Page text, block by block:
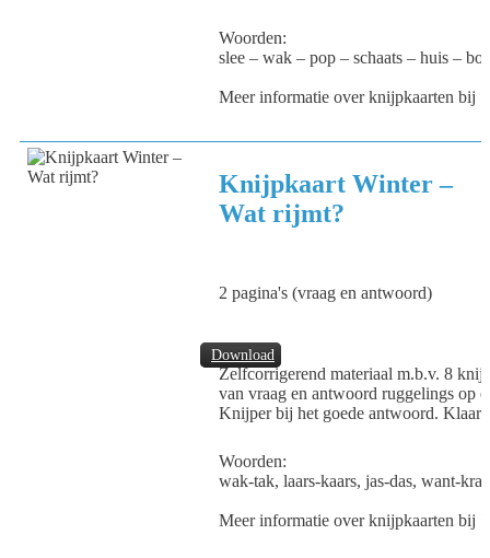
Woorden:
slee – wak – pop – schaats – huis –
Meer informatie over knijpkaarten bij
Download
Knijpkaart Winter –
Wat rijmt?
2 pagina's (vraag en antwoord)
Zelfcorrigerend materiaal m.b.v. 8
van vraag en antwoord ruggelings op
Knijper bij het goede antwoord.
Woorden:
wak-tak, laars-kaars, jas-das, want-
Meer informatie over knijpkaarten bij